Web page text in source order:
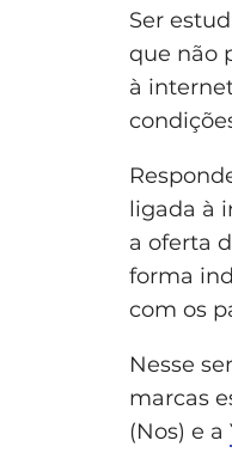
Ser
que não
à
ligada à
a oferta
forma
com os
Nesse
marcas
(Nos) e a